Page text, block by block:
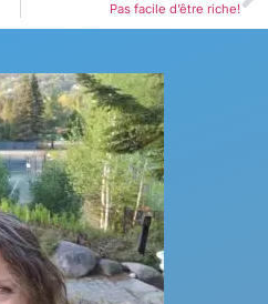
Pas facile d’être riche!